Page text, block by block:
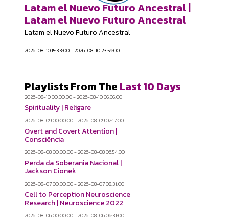
Latam el Nuevo Futuro Ancestral |
Latam el Nuevo Futuro Ancestral
Latam el Nuevo Futuro Ancestral
2026-08-10 15:33:00 - 2026-08-10 23:59:00
Playlists From The Last 10 Days
2026-08-10 00:00:00 - 2026-08-10 05:05:00
Spirituality | Religare
2026-08-09 00:00:00 - 2026-08-09 02:17:00
Overt and Covert Attention |
Consciência
2026-08-08 00:00:00 - 2026-08-08 06:54:00
Perda da Soberania Nacional |
Jackson Cionek
2026-08-07 00:00:00 - 2026-08-07 08:31:00
Cell to Perception Neuroscience
Research | Neuroscience 2022
2026-08-06 00:00:00 - 2026-08-06 06:31:00